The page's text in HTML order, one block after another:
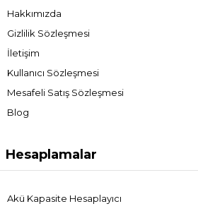
Hakkımızda
Gizlilik Sözleşmesi
İletişim
Kullanıcı Sözleşmesi
Mesafeli Satış Sözleşmesi
Blog
Hesaplamalar
Akü Kapasite Hesaplayıcı